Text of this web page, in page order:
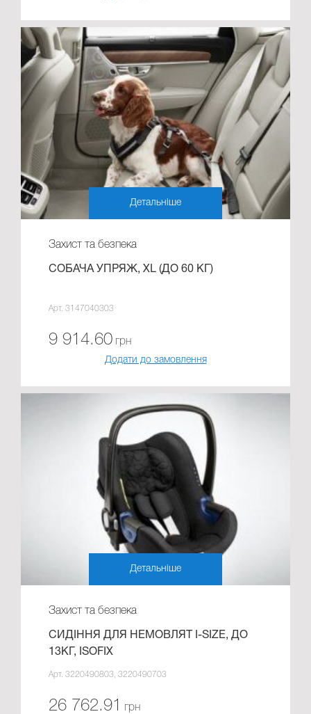
Детальніше
Захист та безпека
СОБАЧА УПРЯЖ, XL (ДО 60 КГ)
Арт. 3147040303
9 914.60 грн
Додати до замовлення
Детальніше
Захист та безпека
СИДІННЯ ДЛЯ НЕМОВЛЯТ I-SIZE, ДО
13КГ, ISOFIX
Арт. 3220490803, 3220490703
26 762.91 грн